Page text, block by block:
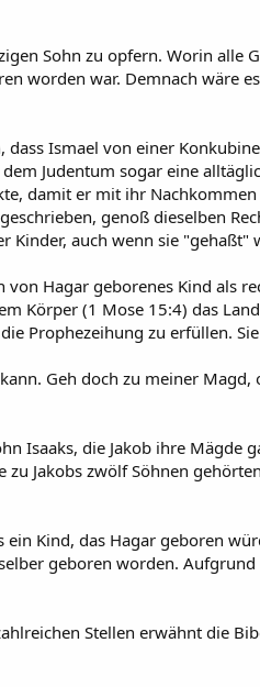
Sohn zu opfern. Worin alle
worden war. Demnach wäre
Ismael von einer
Judentum sogar eine
damit er mit ihr
genoß dieselben
Kinder, auch wenn sie "gehaßt"
Hagar geborenes Kind als
Körper (1 Mose 15:4) das
Prophezeihung zu erfüllen.
Geh doch zu meiner
Isaaks, die Jakob ihre
Jakobs zwölf Söhnen
Kind, das Hagar geboren
geboren worden.
Stellen erwähnt die